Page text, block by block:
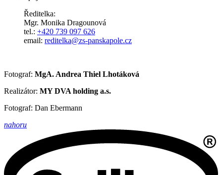
Ředitelka:
Mgr. Monika Dragounová
tel.: +420 739 097 626
email: reditelka@zs-panskapole.cz
Fotograf: MgA. Andrea Thiel Lhotáková
Realizátor: MY DVA holding a.s.
Fotograf: Dan Ebermann
nahoru